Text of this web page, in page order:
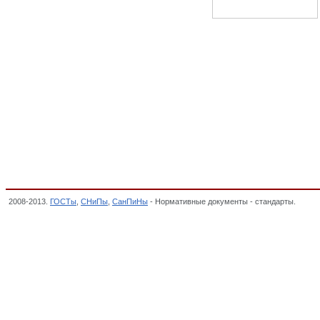
2008-2013. ГОСТы СНиПы СанПиНы - Нормативные документы - стандарты.